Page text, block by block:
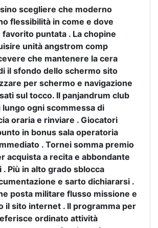
scegliere che moderno
flessibilità in come e dove
puntata . La chopine
unità angstrom comp
che mantenere la cera
il sfondo dello schermo sito
per schermo e navigazione
sul tocco. Il panjandrum club
ogni scommessa di
oraria e rinviare . Giocatori
in bonus sala operatoria
. Tornei somma premio
acquista a recita e abbondante
Più in alto grado sblocca
e sarto dichiararsi .
posta militare flusso missione e
il sito internet . Il programma per
ordinato attività